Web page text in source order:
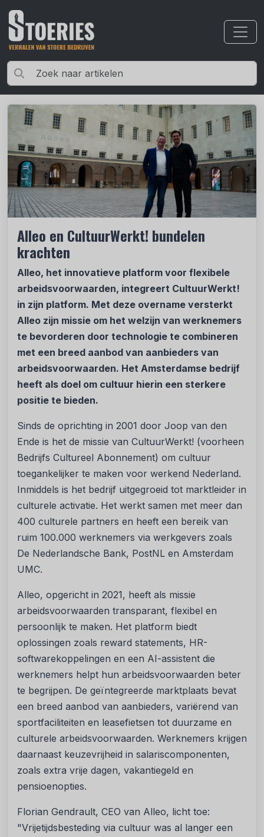
Alleo en CultuurWerkt! bundelen
krachten
Alleo, het innovatieve platform voor flexibele
arbeidsvoorwaarden, integreert CultuurWerkt!
in zijn platform. Met deze overname versterkt
Alleo zijn missie om het welzijn van werknemers
te bevorderen door technologie te combineren
met een breed aanbod van aanbieders van
arbeidsvoorwaarden. Het Amsterdamse bedrijf
heeft als doel om cultuur hierin een sterkere
positie te bieden.
Sinds de oprichting in 2001 door Joop van den
Ende is het de missie van CultuurWerkt! (voorheen
Bedrijfs Cultureel Abonnement) om cultuur
toegankelijker te maken voor werkend Nederland.
Inmiddels is het bedrijf uitgegroeid tot marktleider in
culturele activatie. Het werkt samen met meer dan
400 culturele partners en heeft een bereik van
ruim 100.000 werknemers via werkgevers zoals
De Nederlandsche Bank, PostNL en Amsterdam
UMC.
Alleo, opgericht in 2021, heeft als missie
arbeidsvoorwaarden transparant, flexibel en
persoonlijk te maken. Het platform biedt
oplossingen zoals reward statements, HR-
softwarekoppelingen en een AI-assistent die
werknemers helpt hun arbeidsvoorwaarden beter
te begrijpen. De geïntegreerde marktplaats bevat
een breed aanbod van aanbieders, variërend van
sportfaciliteiten en leasefietsen tot duurzame en
culturele arbeidsvoorwaarden. Werknemers krijgen
daarnaast keuzevrijheid in salariscomponenten,
zoals extra vrije dagen, vakantiegeld en
pensioenopties.
Florian Gendrault, CEO van Alleo, licht toe:
"Vrijetijdsbesteding via cultuur was al langer een